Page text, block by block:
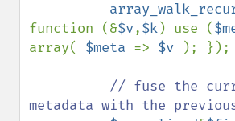
function (&$v,$k) use (
array( $meta => $v ); });
// fuse the
metadata with the